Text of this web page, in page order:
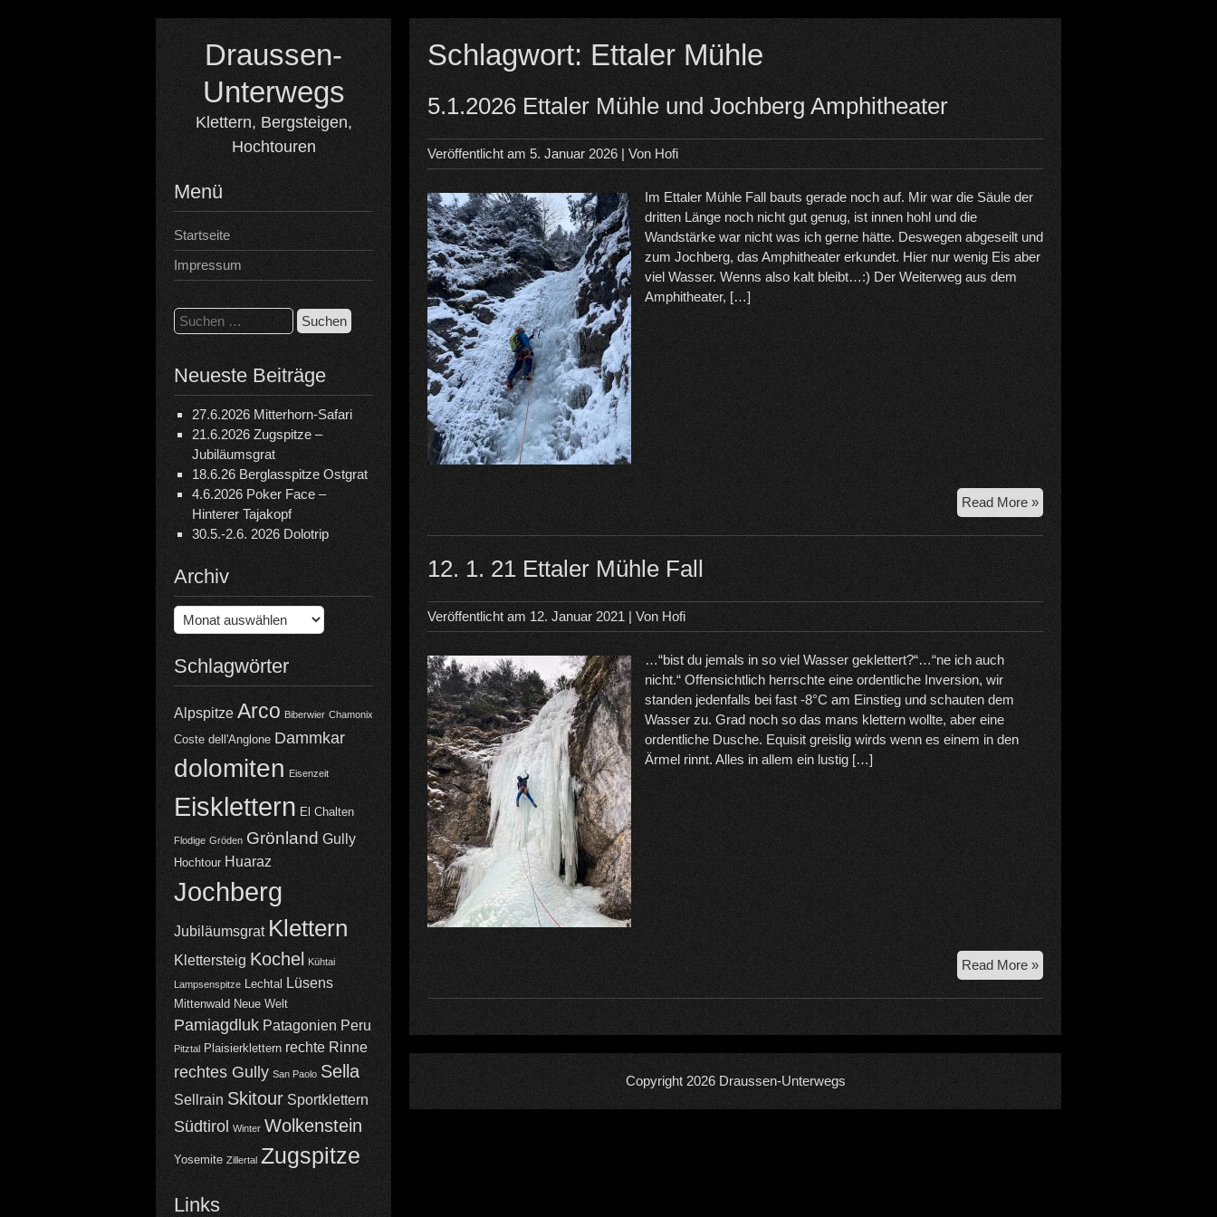
Draussen-
Unterwegs
Klettern, Bergsteigen,
Hochtouren
Menü
Startseite
Impressum
Suchen
nach:
Neueste Beiträge
27.6.2026 Mitterhorn-Safari
21.6.2026 Zugspitze –
Jubiläumsgrat
18.6.26 Berglasspitze Ostgrat
4.6.2026 Poker Face –
Hinterer Tajakopf
30.5.-2.6. 2026 Dolotrip
Archiv
Archiv
Schlagwörter
Alpspitze Arco Biberwier Chamonix
Coste dell'Anglone Dammkar
dolomiten Eisenzeit
Eisklettern El Chalten
Flodige Gröden Grönland Gully
Hochtour Huaraz
Jochberg
Jubiläumsgrat Klettern
Klettersteig Kochel Kühtai
Lampsenspitze Lechtal Lüsens
Mittenwald Neue Welt
Pamiagdluk Patagonien Peru
Pitztal Plaisierklettern rechte Rinne
rechtes Gully San Paolo Sella
Sellrain Skitour Sportklettern
Südtirol Winter Wolkenstein
Yosemite Zillertal Zugspitze
Links
Schlagwort: Ettaler Mühle
5.1.2026 Ettaler Mühle und Jochberg Amphitheater
Veröffentlicht am 5. Januar 2026 | Von Hofi
Im Ettaler Mühle Fall bauts gerade noch auf. Mir war die Säule der
dritten Länge noch nicht gut genug, ist innen hohl und die
Wandstärke war nicht was ich gerne hätte. Deswegen abgeseilt und
zum Jochberg, das Amphitheater erkundet. Hier nur wenig Eis aber
viel Wasser. Wenns also kalt bleibt…:) Der Weiterweg aus dem
Amphitheater, […]
Read More »5.1.2026
Ettaler
Mühle
Amphitheater
12. 1. 21 Ettaler Mühle Fall
Veröffentlicht am 12. Januar 2021 | Von Hofi
…“bist du jemals in so viel Wasser geklettert?“…“ne ich auch
nicht.“ Offensichtlich herrschte eine ordentliche Inversion, wir
standen jedenfalls bei fast -8°C am Einstieg und schauten dem
Wasser zu. Grad noch so das mans klettern wollte, aber eine
ordentliche Dusche. Equisit greislig wirds wenn es einem in den
Ärmel rinnt. Alles in allem ein lustig […]
Read More »12.
1.
21
Copyright 2026 Draussen-Unterwegs